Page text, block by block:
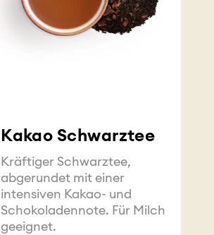
Kakao Schwarztee
Kräftiger Schwarztee,
abgerundet mit einer
intensiven Kakao- und
Schokoladennote. Für Milch
geeignet.